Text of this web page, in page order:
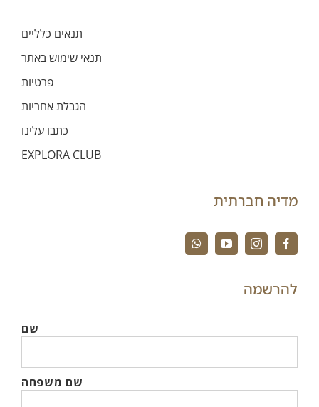
תנאים כלליים
תנאי שימוש באתר
פרטיות
הגבלת אחריות
כתבו עלינו
EXPLORA CLUB
מדיה חברתית
להרשמה
שם
שם משפחה